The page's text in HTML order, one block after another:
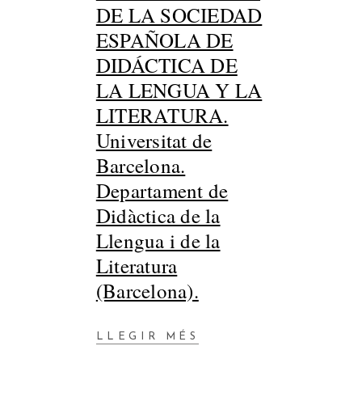
DE LA SOCIEDAD
ESPAÑOLA DE
DIDÁCTICA DE
LA LENGUA Y LA
LITERATURA.
Universitat de
Barcelona.
Departament de
Didàctica de la
Llengua i de la
Literatura
(Barcelona).
LLEGIR MÉS